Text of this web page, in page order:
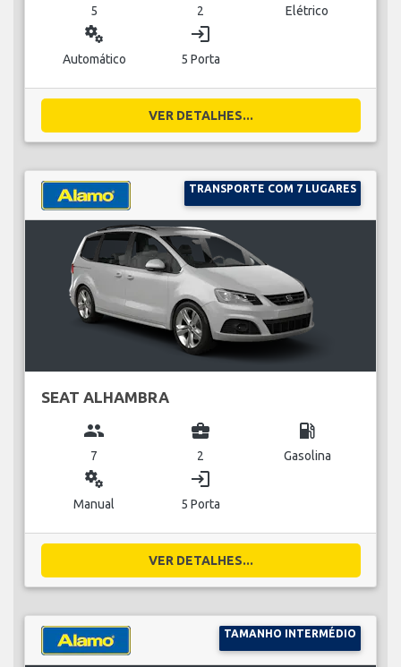
5 2 Elétrico
miscellaneous_services
Automático
login
5 Porta
VER DETALHES...
TRANSPORTE COM 7 LUGARES
SEAT ALHAMBRA
group
7
business_center
2
local_gas_station
Gasolina
miscellaneous_services
Manual
login
5 Porta
VER DETALHES...
TAMANHO INTERMÉDIO